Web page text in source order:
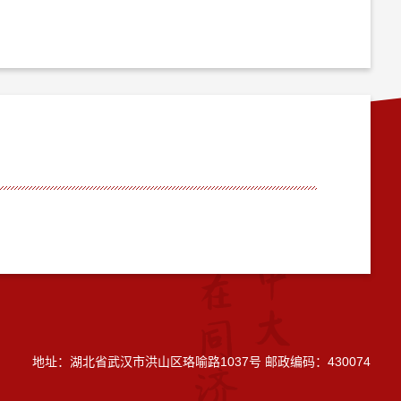
地址：湖北省武汉市洪山区珞喻路1037号 邮政编码：430074